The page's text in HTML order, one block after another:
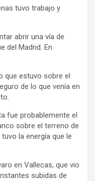
tuvo trabajo y
abrir una vía de
del Madrid. En
que estuvo sobre el
de lo que venía en
fue probablemente el
sobre el terreno de
la energía que le
en Vallecas, que vio
subidas de